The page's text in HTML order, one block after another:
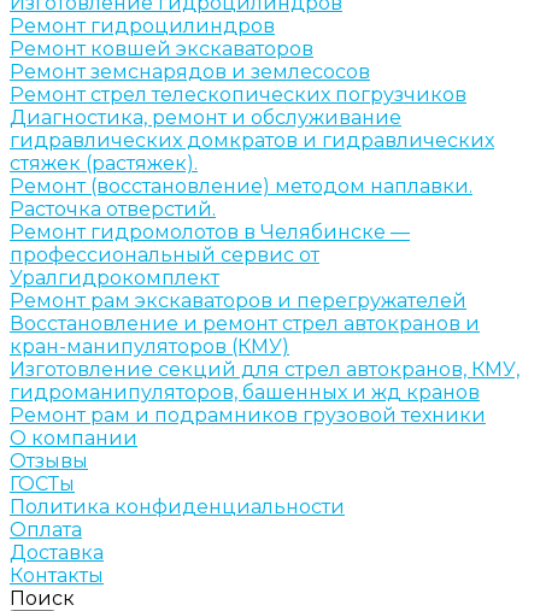
Ремонт гидроцилиндров
Ремонт ковшей экскаваторов
Ремонт земснарядов и землесосов
Ремонт стрел телескопических погрузчиков
Диагностика, ремонт и обслуживание
гидравлических домкратов и гидравлических
стяжек (растяжек).
Ремонт (восстановление) методом наплавки.
Расточка отверстий.
Ремонт гидромолотов в Челябинске —
профессиональный сервис от
Уралгидрокомплект
Ремонт рам экскаваторов и перегружателей
Восстановление и ремонт стрел автокранов и
кран-манипуляторов (КМУ)
Изготовление секций для стрел автокранов, КМУ,
гидроманипуляторов, башенных и жд кранов
Ремонт рам и подрамников грузовой техники
О компании
Отзывы
ГОСТы
Политика конфиденциальности
Оплата
Доставка
Контакты
Поиск